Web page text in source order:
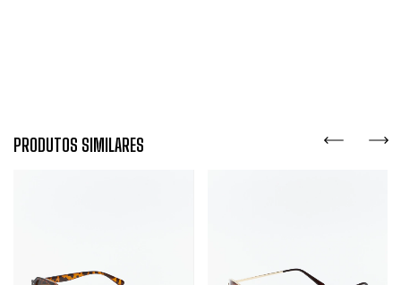
PRODUTOS SIMILARES